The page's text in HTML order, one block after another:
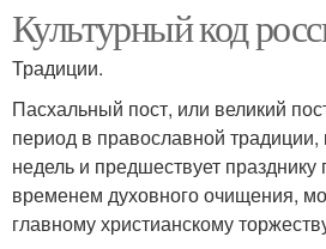
Культурный код
Традиции.
Пасхальный пост, или великий
период в православной
недель и предшествует
временем духовного очищения,
главному христианскому